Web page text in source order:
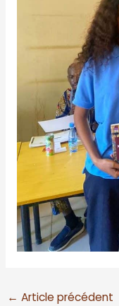
← Article précédent